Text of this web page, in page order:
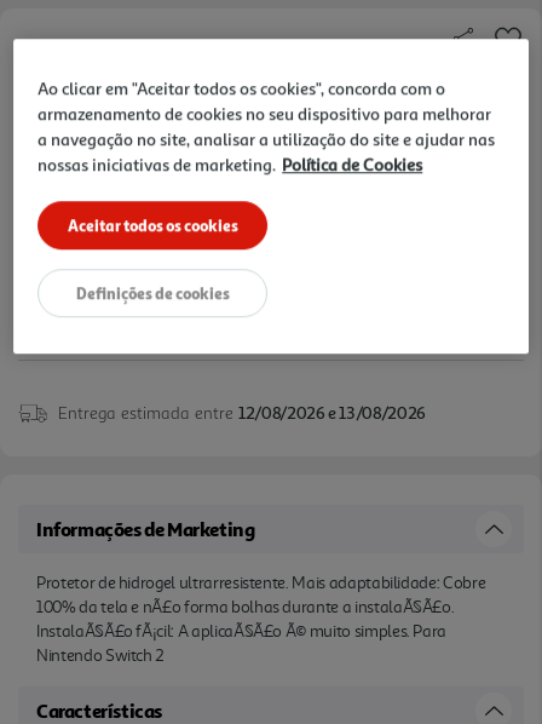
Ref. / EAN:
8436563094705
Protetor de hidrogel ultrarresistente. Mais
adaptabilidade: Cobre 100% da tela e nÃ£o forma
fÃ¡cil: A aplicaÃ§Ã£o Ã© muito simples. Para
Nintendo Switch 2
6,99 €
Entrega estimada entre 12/08/2026 e 13/08/2026
Informações de Marketing
Protetor de hidrogel ultrarresistente. Mais adaptabilidade: Cobre
100% da tela e nÃ£o forma bolhas durante a instalaÃ§Ã£o.
InstalaÃ§Ã£o fÃ¡cil: A aplicaÃ§Ã£o Ã© muito simples. Para
Nintendo Switch 2
Características
Ao clicar em "Aceitar todos os cookies", concorda com o
armazenamento de cookies no seu dispositivo para melhorar
a navegação no site, analisar a utilização do site e ajudar nas
nossas iniciativas de marketing. Política de Cookies
Aceitar todos os cookies
Definições de cookies